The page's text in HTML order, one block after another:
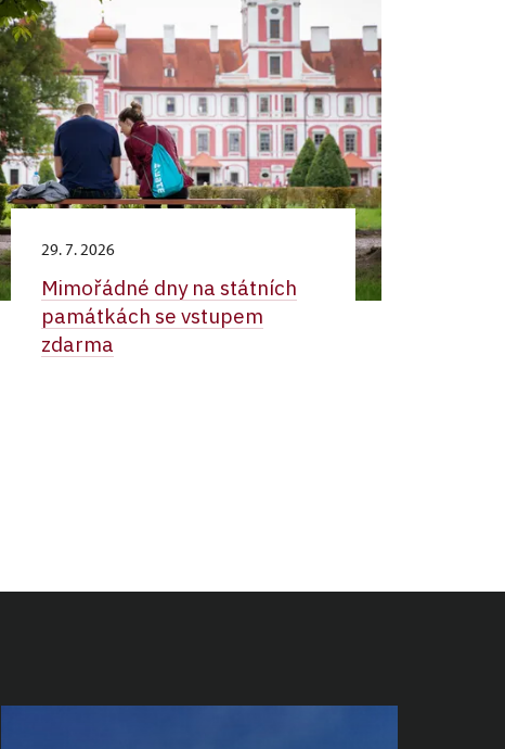
29. 7. 2026
Mimořádné dny na státních
památkách se vstupem
zdarma